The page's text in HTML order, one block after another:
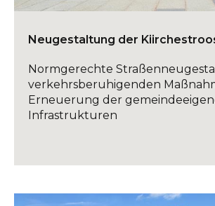
Neugestaltung der
Normgerechte
verkehrsberuhigenden
Erneuerung der
Infrastrukturen